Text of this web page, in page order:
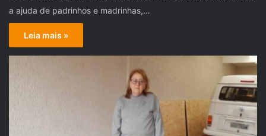
a ajuda de padrinhos e madrinhas,…
Leia mais »